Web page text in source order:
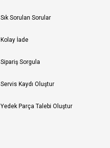
Sık Sorulan Sorular
Kolay İade
Sipariş Sorgula
Servis Kaydı Oluştur
Yedek Parça Talebi Oluştur